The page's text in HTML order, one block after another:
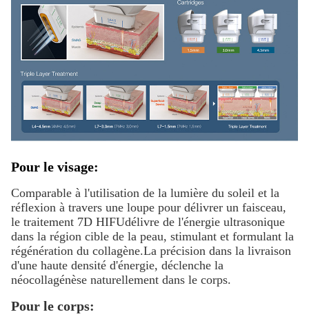
Pour le visage:
Comparable à l'utilisation de la lumière du soleil et la
réflexion à travers une loupe pour délivrer un faisceau,
le traitement 7D HIFUdélivre de l'énergie ultrasonique
dans la région cible de la peau, stimulant et formulant la
régénération du collagène.La précision dans la livraison
d'une haute densité d'énergie, déclenche la
néocollagénèse naturellement dans le corps.
Pour le corps: